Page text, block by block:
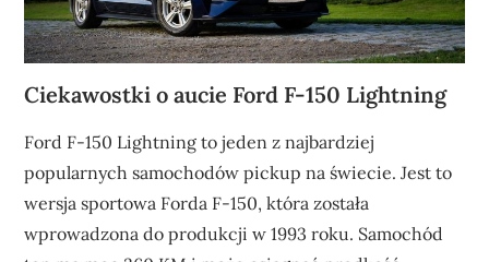
Ciekawostki o aucie Ford F-150 Lightning
Ford F-150 Lightning to jeden z najbardziej
popularnych samochodów pickup na świecie. Jest to
wersja sportowa Forda F-150, która została
wprowadzona do produkcji w 1993 roku. Samochód